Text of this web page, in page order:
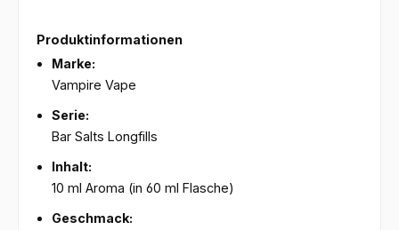
Produktinformationen
Marke:
Vampire Vape
Serie:
Bar Salts Longfills
Inhalt:
10 ml Aroma (in 60 ml Flasche)
Geschmack: